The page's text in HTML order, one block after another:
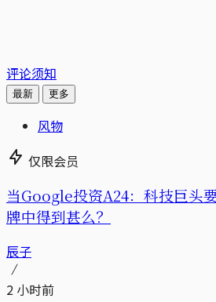
评论须知
最新 更多
风物
仅限会员
当Google投资A24：科技巨
牌中得到甚么？
辰子
2 小时前